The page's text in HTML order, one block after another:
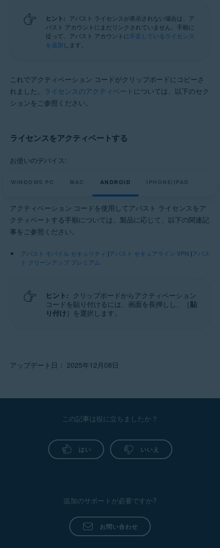
ヒント: アバスト ライセンスが表示されない場合は、ア
バスト アカウントにまだリンクされていません。手順に
従って、アバスト アカウントに不足しているライセンス
を追加 します。
これでアクティベーション コードがクリップボードにコピーさ
れました。 ライセンスのアクティベート については、以下のセク
ションをご参照ください。
ライセンスをアクティベートする
お使いのデバイス:
WINDOWS PC MAC ANDROID IPHONE/IPAD
アクティベーション コードを使用してアバスト ライセンスをア
クティベートする手順については、製品に応じて、以下の関連記
事をご参照ください。
アバスト モバイル セキュリティ |アバスト セキュアライン VPN |アバス
ト クリーンアップ プレミアム
ヒント: クリップボードからアクティベーション
コードを貼り付けるには、画面を長押しし、［貼
り付け］を選択します。
アップデート日： 2025年12月08日
この記事は役に立ちましたか？
はい いいえ
追加のサポートが必要ですか?
お問い合わせ